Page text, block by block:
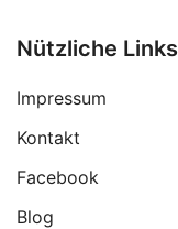
Nützliche Links
Impressum
Kontakt
Facebook
Blog